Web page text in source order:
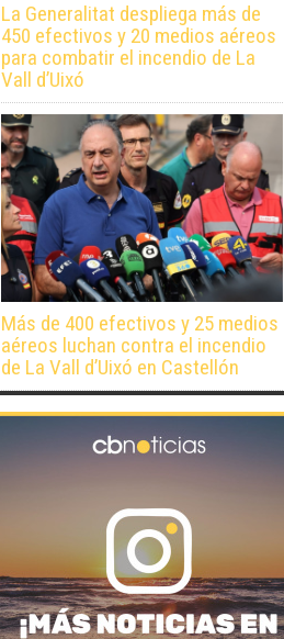
La Generalitat despliega más de
450 efectivos y 20 medios aéreos
para combatir el incendio de La
Vall d’Uixó
Más de 400 efectivos y 25 medios
aéreos luchan contra el incendio
de La Vall d’Uixó en Castellón